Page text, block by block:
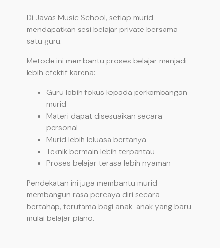
Di Javas Music School, setiap murid
mendapatkan sesi belajar private bersama
satu guru.
Metode ini membantu proses belajar menjadi
lebih efektif karena:
Guru lebih fokus kepada perkembangan
murid
Materi dapat disesuaikan secara
personal
Murid lebih leluasa bertanya
Teknik bermain lebih terpantau
Proses belajar terasa lebih nyaman
Pendekatan ini juga membantu murid
membangun rasa percaya diri secara
bertahap, terutama bagi anak-anak yang baru
mulai belajar piano.